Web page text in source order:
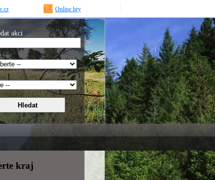
Online hry
akci
kraj